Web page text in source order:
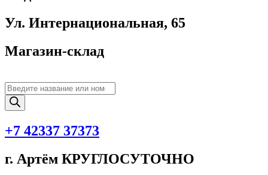
Ул. Интернациональная, 65
Магазин-склад
Поиск
товаров
+7 42337 37373
г. Артём КРУГЛОСУТОЧНО